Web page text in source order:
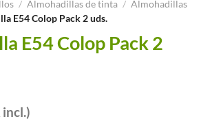
/ Almohadillas de tinta / Almohadillas
E54 Colop Pack 2 uds.
E54 Colop Pack 2
incl.)